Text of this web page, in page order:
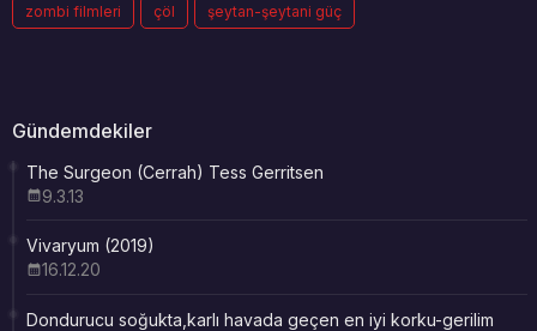
zombi filmleri çöl şeytan-şeytani güç
Gündemdekiler
The Surgeon (Cerrah) Tess Gerritsen
9.3.13
Vivaryum (2019)
16.12.20
Dondurucu soğukta,karlı havada geçen en iyi korku-gerilim